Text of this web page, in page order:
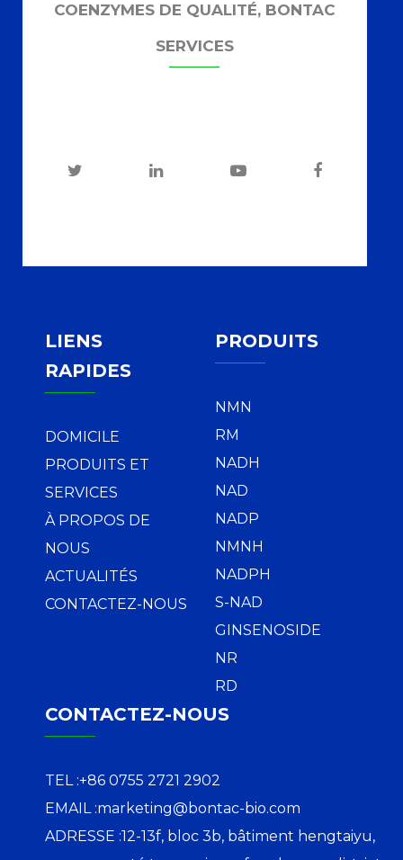
COENZYMES DE QUALITÉ, BONTAC
SERVICES
LIENS
RAPIDES
DOMICILE
PRODUITS ET
SERVICES
À PROPOS DE
NOUS
ACTUALITÉS
CONTACTEZ-NOUS
PRODUITS
NMN
RM
NADH
NAD
NADP
NMNH
NADPH
S-NAD
GINSENOSIDE
NR
RD
CONTACTEZ-NOUS
TEL :+86 0755 2721 2902
EMAIL :marketing@bontac-bio.com
ADRESSE :12-13f, bloc 3b, bâtiment hengtaiyu,